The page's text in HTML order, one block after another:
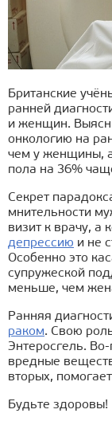
Британские
ранней
и женщин.
онкологию на
чем у женщины,
пола на 36%
Секрет
мнительности
визит к врачу, а
депрессию и не
Особенно это
супружеской
меньше, чем
Ранняя
раком. Свою
Энтеросгель.
вредные
вторых,
Будьте здоровы!